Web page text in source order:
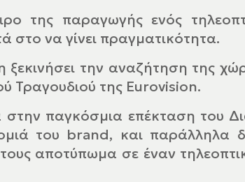
της παραγωγής ενός
στο να γίνει πραγματικότητα.
την αναζήτηση της
Τραγουδιού της Eurovision.
παγκόσμια επέκταση του
του brand, και παράλληλα
αποτύπωμα σε έναν